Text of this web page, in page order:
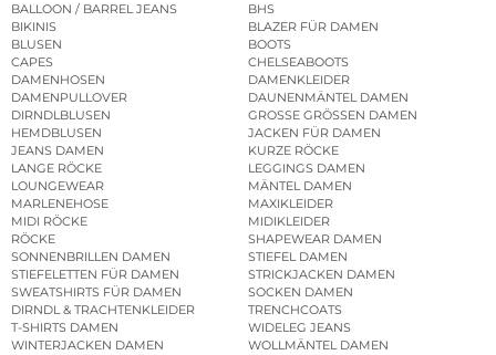
BALLOON / BARREL JEANS
BHS
BIKINIS
BLAZER FÜR DAMEN
BLUSEN
BOOTS
CAPES
CHELSEABOOTS
DAMENHOSEN
DAMENKLEIDER
DAMENPULLOVER
DAUNENMÄNTEL DAMEN
DIRNDLBLUSEN
GROSSE GRÖSSEN DAMEN
HEMDBLUSEN
JACKEN FÜR DAMEN
JEANS DAMEN
KURZE RÖCKE
LANGE RÖCKE
LEGGINGS DAMEN
LOUNGEWEAR
MÄNTEL DAMEN
MARLENEHOSE
MAXIKLEIDER
MIDI RÖCKE
MIDIKLEIDER
RÖCKE
SHAPEWEAR DAMEN
SONNENBRILLEN DAMEN
STIEFEL DAMEN
STIEFELETTEN FÜR DAMEN
STRICKJACKEN DAMEN
SWEATSHIRTS FÜR DAMEN
SOCKEN DAMEN
DIRNDL & TRACHTENKLEIDER
TRENCHCOATS
T-SHIRTS DAMEN
WIDELEG JEANS
WINTERJACKEN DAMEN
WOLLMÄNTEL DAMEN